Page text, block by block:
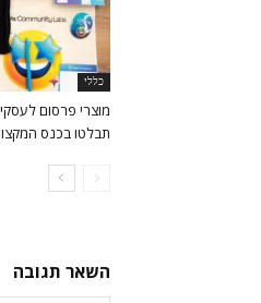
כללי
מוצרי פרסום
תבלטו בכנס
השאר תגובה